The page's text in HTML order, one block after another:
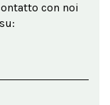
con noi